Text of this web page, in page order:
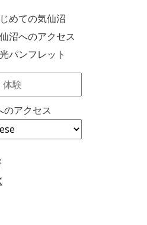
めての気仙沼
沼へのアクセス
パンフレット
のアクセス